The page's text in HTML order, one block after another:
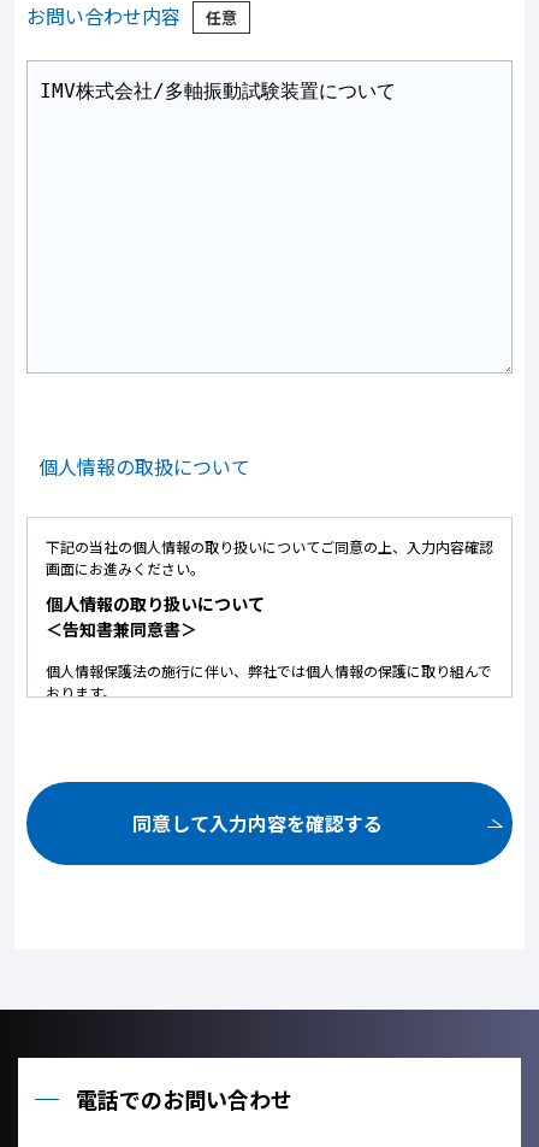
お問い合わせ内容
個人情報の取扱について
下記の当社の個人情報の取り扱いについてご同意の上、入力内容確認
画面にお進みください。
個人情報の取り扱いについて
＜告知書兼同意書＞
個人情報保護法の施行に伴い、弊社では個人情報の保護に取り組んで
おります。
お問い合せ頂いた内容に関して、必要な書類の郵送のため。
ん。
利用目的の達成に必要な範囲内において、個人情報の取扱いを他
他の事業者へ個人情報を委託する場合は、個人情報保護体制が整
同意して入力内容を確認する
電話でのお問い合わせ